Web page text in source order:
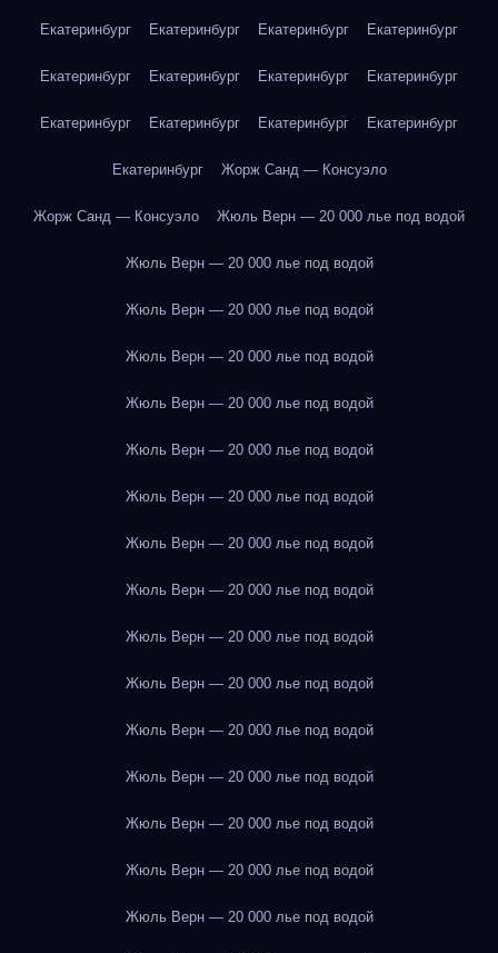
Екатеринбург Екатеринбург Екатеринбург Екатеринбург
Екатеринбург Екатеринбург Екатеринбург Екатеринбург
Екатеринбург Екатеринбург Екатеринбург Екатеринбург
Екатеринбург Жорж Санд — Консуэло
Жорж Санд — Консуэло Жюль Верн — 20 000 лье под водой
Жюль Верн — 20 000 лье под водой
Жюль Верн — 20 000 лье под водой
Жюль Верн — 20 000 лье под водой
Жюль Верн — 20 000 лье под водой
Жюль Верн — 20 000 лье под водой
Жюль Верн — 20 000 лье под водой
Жюль Верн — 20 000 лье под водой
Жюль Верн — 20 000 лье под водой
Жюль Верн — 20 000 лье под водой
Жюль Верн — 20 000 лье под водой
Жюль Верн — 20 000 лье под водой
Жюль Верн — 20 000 лье под водой
Жюль Верн — 20 000 лье под водой
Жюль Верн — 20 000 лье под водой
Жюль Верн — 20 000 лье под водой